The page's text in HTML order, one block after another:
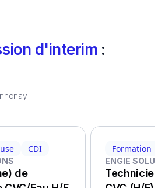
d'interim :
CDI
de
Formation
ENGIE
Technicien